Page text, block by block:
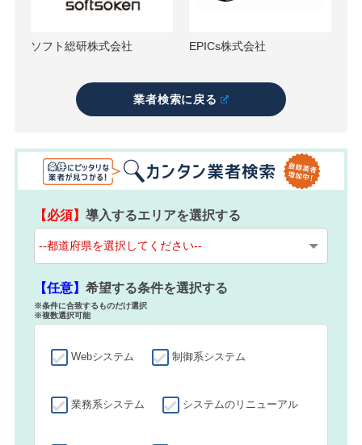
ソフト総研株式会社 EPICs株式会社
業者検索に戻る
【必須】導入するエリアを選択する
【任意】希望する条件を選択する
※条件に合致するものだけ選択
※複数選択可能
Webシステム 制御系システム
業務系システム システムのリニューアル